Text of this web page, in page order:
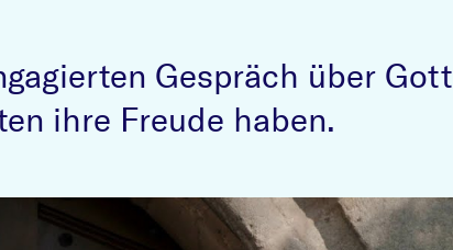
Gespräch über Gott
ihre Freude haben.